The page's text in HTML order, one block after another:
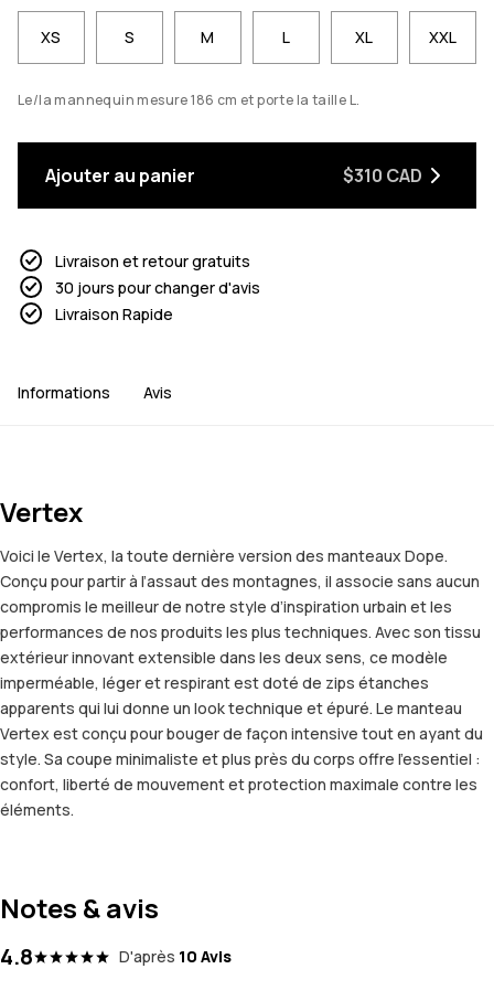
XS S M L XL XXL
Le/la mannequin mesure 186 cm et porte la taille L.
Ajouter au panier $310 CAD
Livraison et retour gratuits
30 jours pour changer d'avis
Livraison Rapide
Informations Avis
Vertex
Voici le Vertex, la toute dernière version des manteaux Dope.
Conçu pour partir à l’assaut des montagnes, il associe sans aucun
compromis le meilleur de notre style d’inspiration urbain et les
performances de nos produits les plus techniques. Avec son tissu
extérieur innovant extensible dans les deux sens, ce modèle
imperméable, léger et respirant est doté de zips étanches
apparents qui lui donne un look technique et épuré. Le manteau
Vertex est conçu pour bouger de façon intensive tout en ayant du
style. Sa coupe minimaliste et plus près du corps offre l’essentiel :
confort, liberté de mouvement et protection maximale contre les
éléments.
Notes & avis
4.8 D'après 10 Avis